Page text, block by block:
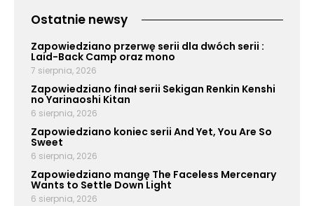
Ostatnie newsy
Zapowiedziano przerwę serii dla dwóch serii :
Laid-Back Camp oraz mono
7 sierpnia, 2026
Zapowiedziano finał serii Sekigan Renkin Kenshi
no Yarinaoshi Kitan
6 sierpnia, 2026
Zapowiedziano koniec serii And Yet, You Are So
Sweet
6 sierpnia, 2026
Zapowiedziano mangę The Faceless Mercenary
Wants to Settle Down Light
6 sierpnia, 2026